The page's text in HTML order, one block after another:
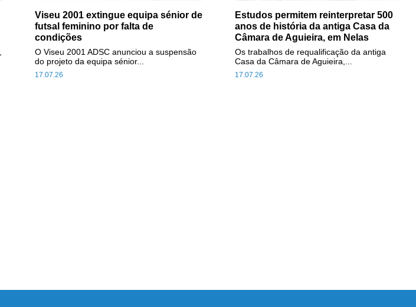
Viseu 2001 extingue equipa sénior de
futsal feminino por falta de
condições
17.07.26
O Viseu 2001 ADSC anunciou a suspensão
do projeto da equipa sénior...
Estudos permitem reinterpretar 500
anos de história da antiga Casa da
Câmara de Aguieira, em Nelas
17.07.26
Os trabalhos de requalificação da antiga
Casa da Câmara de Aguieira,...